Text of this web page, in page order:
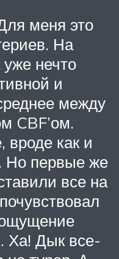
меня это
На
уже нечто
и
между
CBF’ом.
как и
Но первые же
все на
Ха! Дык все-